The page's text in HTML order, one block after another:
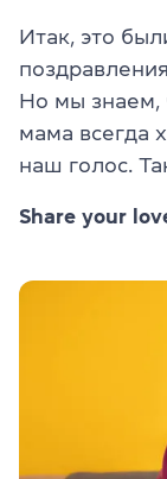
Итак, это
Но мы знаем,
мама всегда
наш голос.
Share your